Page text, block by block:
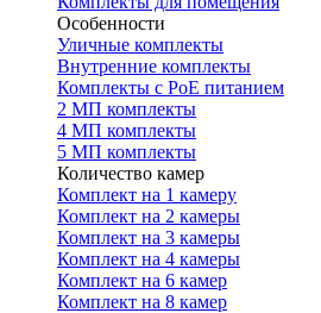
Особенности
Уличные комплекты
Внутренние комплекты
Комплекты с PoE питанием
2 МП комплекты
4 МП комплекты
5 МП комплекты
Количество камер
Комплект на 1 камеру
Комплект на 2 камеры
Комплект на 3 камеры
Комплект на 4 камеры
Комплект на 6 камер
Комплект на 8 камер